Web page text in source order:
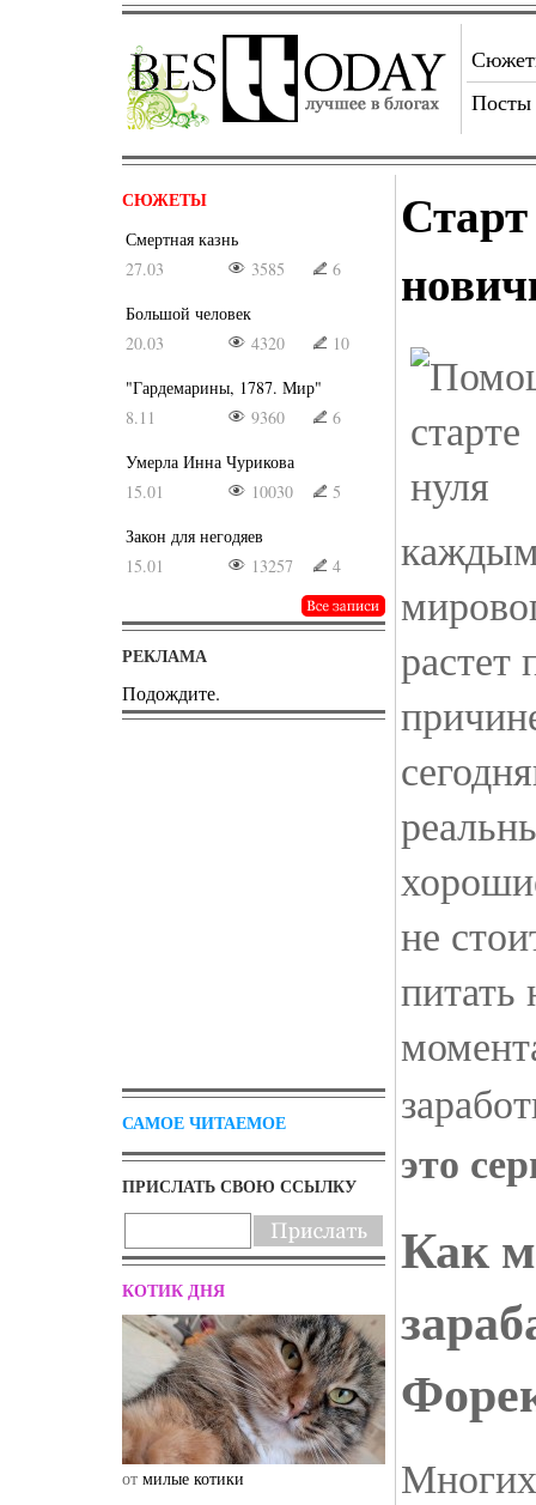
Посты
СЮЖЕТЫ
Смертная казнь
27.03
3585
6
Большой человек
20.03
4320
10
"Гардемарины, 1787. Мир"
8.11
9360
6
Умерла Инна Чурикова
15.01
10030
5
Закон для негодяев
15.01
13257 4
РЕКЛАМА
Подождите.
САМОЕ ЧИТАЕМОЕ
ПРИСЛАТЬ СВОЮ ССЫЛКУ
КОТИК ДНЯ
от милые котики drunktwi
растет
не
это
Как